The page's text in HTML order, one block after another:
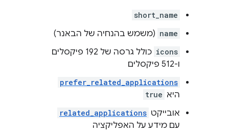
short_name
name (משמש בהנחיה של הבאנר)
icons
כולל גרסה של 192 פיקסלים
ו-512 פיקסלים
prefer_related_applications
היא true
אובייקט related_applications
עם מידע על האפליקציה